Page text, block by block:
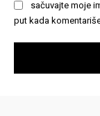
sačuvajte moje
put kada